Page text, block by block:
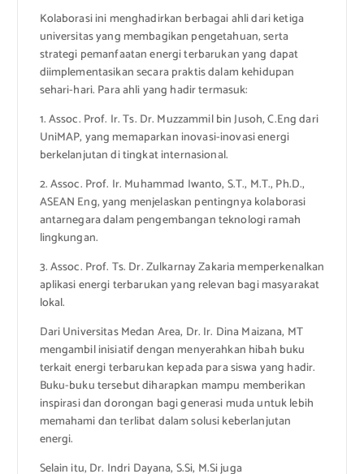
Kolaborasi ini menghadirkan berbagai ahli dari ketiga
universitas yang membagikan pengetahuan, serta
strategi pemanfaatan energi terbarukan yang dapat
diimplementasikan secara praktis dalam kehidupan
sehari-hari. Para ahli yang hadir termasuk:
1. Assoc. Prof. Ir. Ts. Dr. Muzzammil bin Jusoh, C.Eng dari
UniMAP, yang memaparkan inovasi-inovasi energi
berkelanjutan di tingkat internasional.
2. Assoc. Prof. Ir. Muhammad Iwanto, S.T., M.T., Ph.D.,
ASEAN Eng, yang menjelaskan pentingnya kolaborasi
antarnegara dalam pengembangan teknologi ramah
lingkungan.
3. Assoc. Prof. Ts. Dr. Zulkarnay Zakaria memperkenalkan
aplikasi energi terbarukan yang relevan bagi masyarakat
lokal.
Dari Universitas Medan Area, Dr. Ir. Dina Maizana, MT
mengambil inisiatif dengan menyerahkan hibah buku
terkait energi terbarukan kepada para siswa yang hadir.
Buku-buku tersebut diharapkan mampu memberikan
inspirasi dan dorongan bagi generasi muda untuk lebih
memahami dan terlibat dalam solusi keberlanjutan
energi.
Selain itu, Dr. Indri Dayana, S.Si, M.Si juga